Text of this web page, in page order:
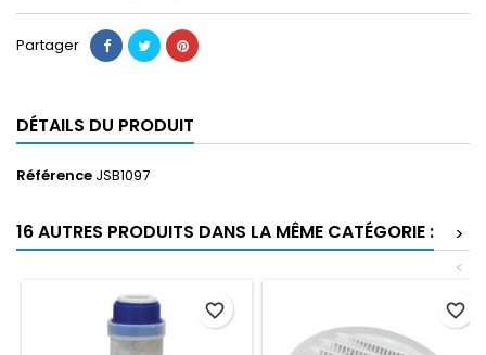
Partager
DÉTAILS DU PRODUIT
Référence JSB1097
16 AUTRES PRODUITS DANS LA MÊME CATÉGORIE :
>
<
favorite_border favorite_border